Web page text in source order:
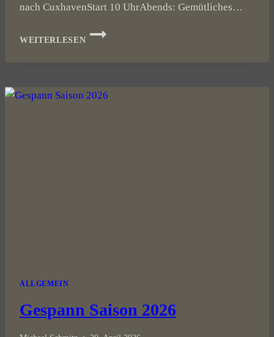
nach CuxhavenStart 10 UhrAbends: Gemütliches…
WEITERLESEN
1.
MSC
ALLGEMEIN
Gespann Saison 2026